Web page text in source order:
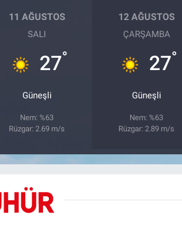
11 AĞUSTOS
SALI
27°
Güneşli
Nem: %63
Rüzgar: 2.69 m/s
12 AĞUSTOS
ÇARŞAMBA
27°
Güneşli
Nem: %63
Rüzgar: 2.89 m/s